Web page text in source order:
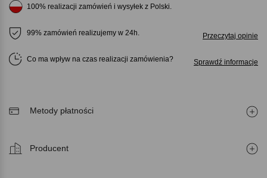
100% realizacji zamówień i wysyłek z Polski.
99% zamówień realizujemy w 24h. Przeczytaj opinie
Co ma wpływ na czas realizacji zamówienia Sprawdź informacje
Metody płatności
Producent